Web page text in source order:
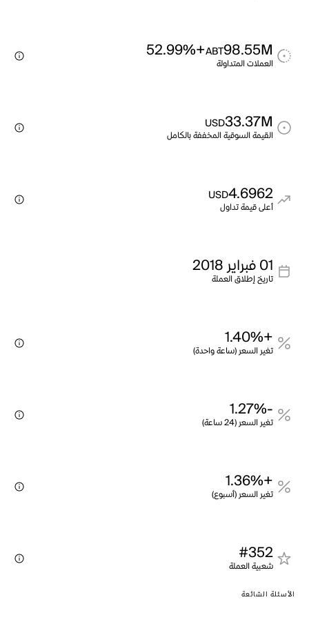
98.55M
ABT
+52.99%
العملات المتداولة
33.37M
USD
القيمة السوقية المخففة بالكامل
4.6962
USD
أعلى قيمة تداول
01 فبراير 2018
تاريخ إطلاق العملة
+1.40%
تغير السعر (ساعة واحدة)
-1.27%
تغير السعر (24 ساعة)
+1.36%
تغير السعر (أسبوع)
#352
شعبية العملة
الأسئلة الشائعة